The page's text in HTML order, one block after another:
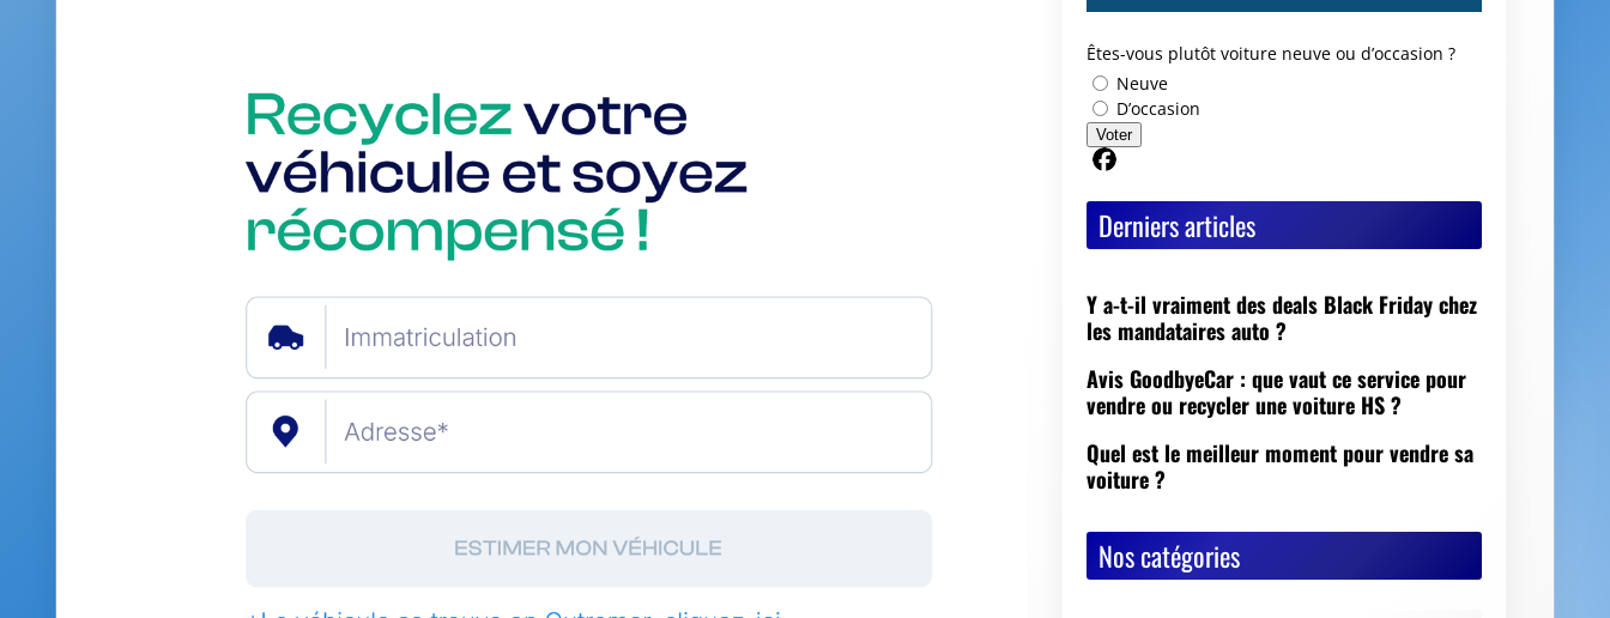
Êtes-vous plutôt voiture neuve ou d’occasion ?
Neuve
D’occasion
Voter
Derniers articles
Y a-t-il vraiment des deals Black Friday chez
les mandataires auto ?
Avis GoodbyeCar : que vaut ce service pour
vendre ou recycler une voiture HS ?
Quel est le meilleur moment pour vendre sa
voiture ?
Nos catégories